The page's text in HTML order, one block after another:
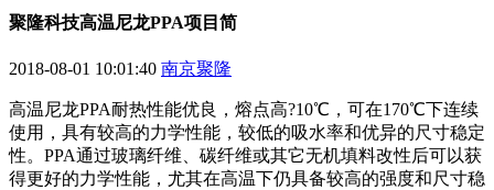
聚隆科技高温尼龙PPA项目简
2018-08-01 10:01:40 南京聚隆
高温尼龙PPA耐热性能优良，熔点高?10℃，可在170℃下连续
使用，具有较高的力学性能，较低的吸水率和优异的尺寸稳定
性。PPA通过玻璃纤维、碳纤维或其它无机填料改性后可以获
得更好的力学性能，尤其在高温下仍具备较高的强度和尺寸稳